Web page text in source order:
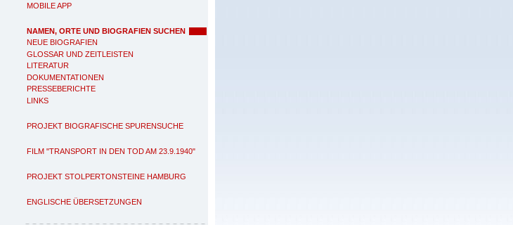
MOBILE APP
NAMEN, ORTE UND BIOGRAFIEN SUCHEN
NEUE BIOGRAFIEN
GLOSSAR UND ZEITLEISTEN
LITERATUR
DOKUMENTATIONEN
PRESSEBERICHTE
LINKS
PROJEKT BIOGRAFISCHE SPURENSUCHE
FILM "TRANSPORT IN DEN TOD AM 23.9.1940"
PROJEKT STOLPERTONSTEINE HAMBURG
ENGLISCHE ÜBERSETZUNGEN